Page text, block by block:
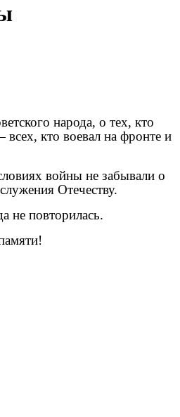
народа, о тех, кто
кто воевал на фронте и
войны не забывали о
Отечеству.
не повторилась.